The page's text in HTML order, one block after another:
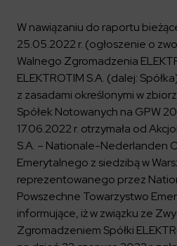
Dokumenty firmowe
Certyfikaty
Compliance
Przemysł
Infrastruktura
Zasilanie i systemy
Platforma Zarządzania
Aquila
Magazyny energii
Raporty
Kalendarium
Ład korporacyjny
Materiały dla inwestorów
ELEKTROTIM na GPW
Kontakt dla inwestorów
Dowiedz się więcej
Poznaj nas bliżej
Oferty pracy
Poradnik rekrutacyjny
Dlaczego warto?
Staże i praktyki
Kontrahenci
Poznaj możliwości współpracy z
Program Partnerski
Formularz dla dostawców
Fakturowanie w KSeF
ESG
Dowiedz się więcej
Środowisko
Społeczeństwo
Ład korporacyjny
Sygnaliści
Zintegrowany System
Strefa wiedzy
Media
Czytaj więcej
Kontakt
W nawiązaniu do raportu
25.05.2022 r. (ogłoszenie o
Walnego Zgromadzenia
ELEKTROTIM S.A. (dalej:
z zasadami określonymi w
Spółek Notowanych na GPW
17.06.2022 r. otrzymała od
S.A. – Nationale-Nederlanden
Emerytalnego z siedzibą w
reprezentowanego przez
Powszechne Towarzystwo
informujące, iż w związku ze
Zgromadzeniem Spółki